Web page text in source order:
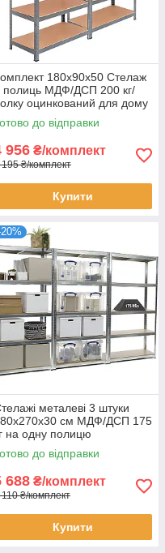
180х90х50 Стелаж
полиць МДФ/ДСП 200 кг/
оцинкований для дому
склад 2 штуки
до відправки
956 ₴/комплект
₴/комплект
Купити
металеві 3 штуки
см МДФ/ДСП 175
на одну полицю
15 полиць
для зберігання
до відправки
688 ₴/комплект
₴/комплект
Купити